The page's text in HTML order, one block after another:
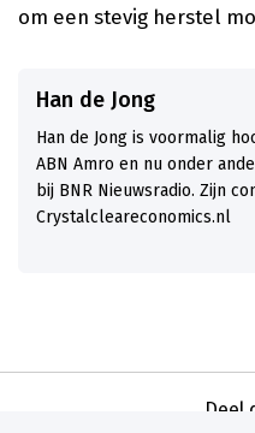
om een stevig herstel
Han de Jong
Han de Jong is voormalig
ABN Amro en nu onder
bij BNR Nieuwsradio. Zijn
Crystalcleareconomics.nl
Deel